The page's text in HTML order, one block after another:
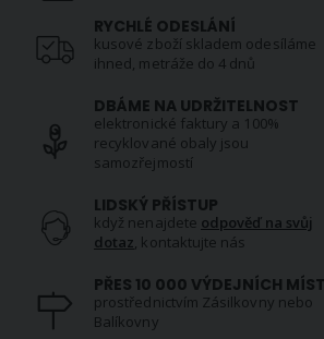
RYCHLÉ ODESLÁNÍ
kusové zboží skladem odesíláme
ihned, metráže do 4 dnů
DBÁME NA UDRŽITELNOST
elektronické faktury a 100%
recyklované obaly jsou
samozřejmostí
LIDSKÝ PŘÍSTUP
když nenajdete odpověď na svůj
dotaz, kontaktujte nás
PŘES 10 000 VÝDEJNÍCH MÍST
prostřednictvím Zásilkovny nebo
Balíkovny